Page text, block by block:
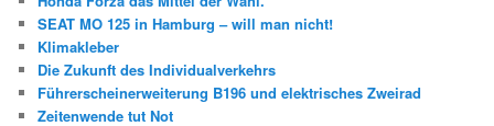
SEAT MO 125 in Hamburg – will man nicht!
Klimakleber
Die Zukunft des Individualverkehrs
Führerscheinerweiterung B196 und elektrisches Zweirad
Zeitenwende tut Not